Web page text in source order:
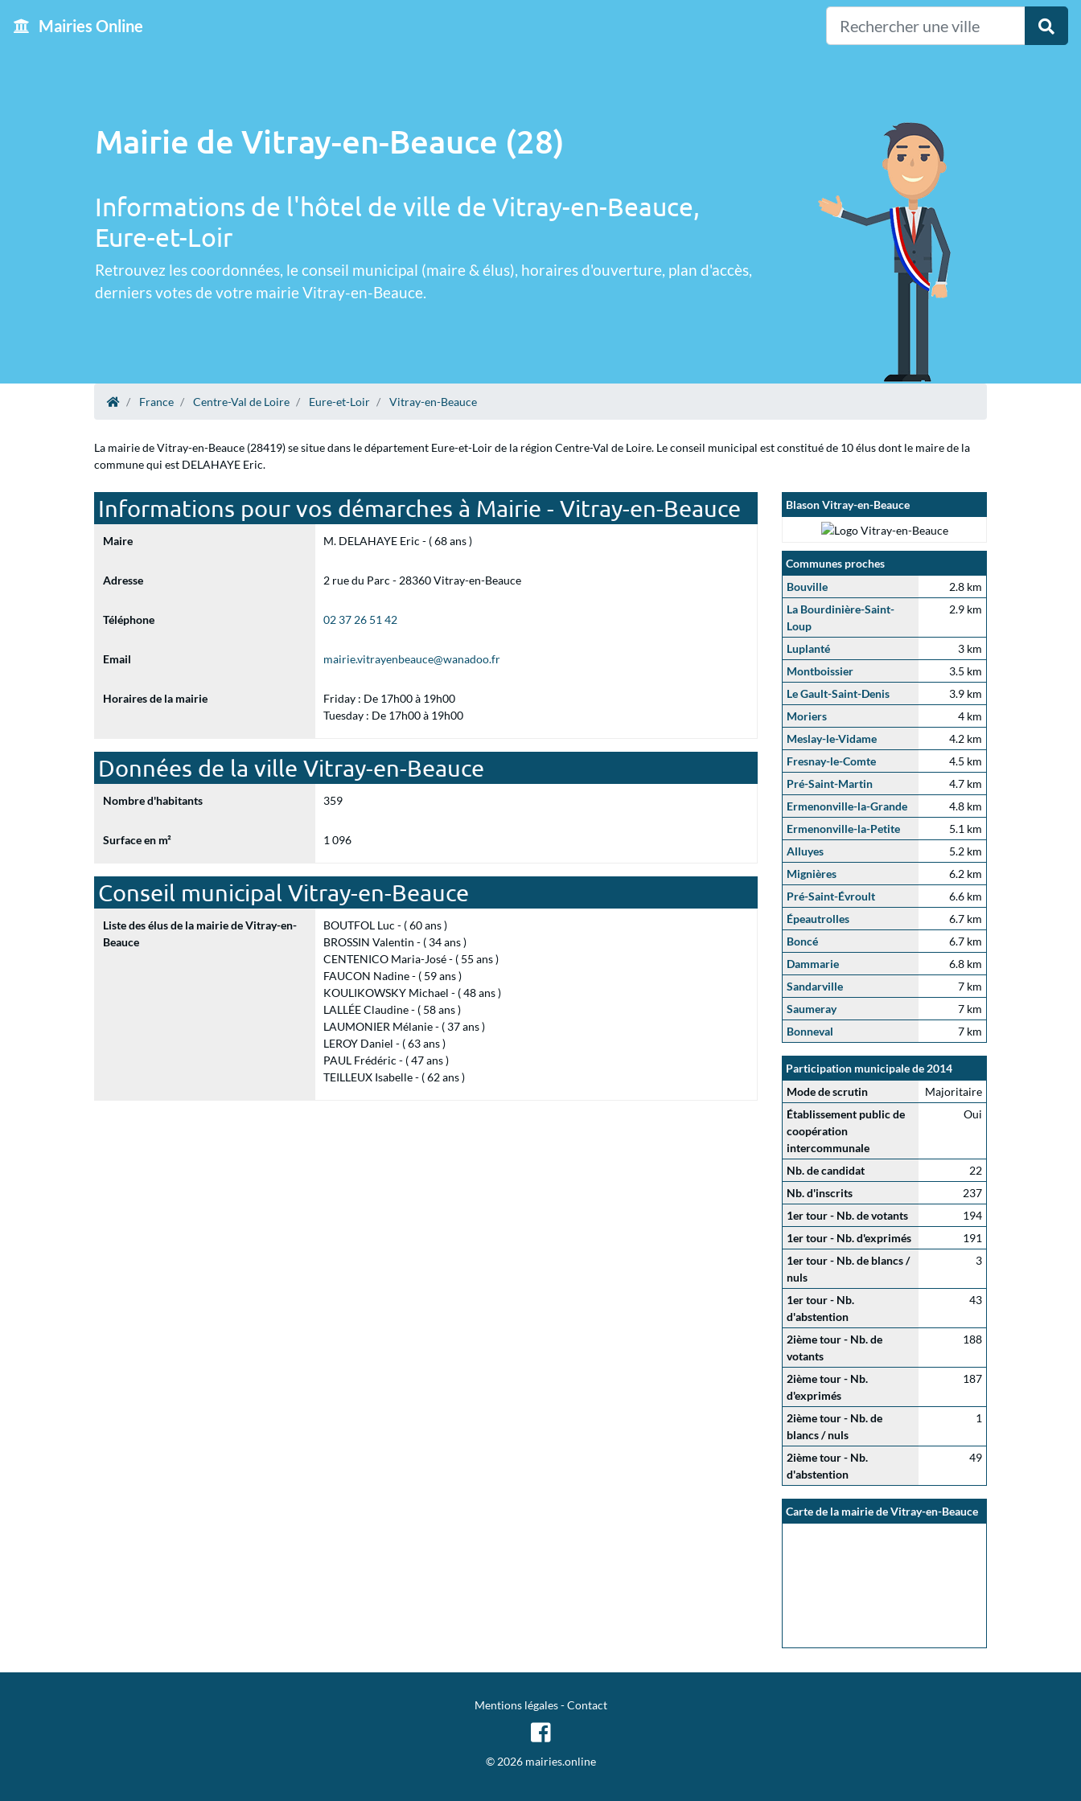
Mairies Online
Mairie de Vitray-en-Beauce (28)
Informations de l'hôtel de ville de Vitray-en-Beauce,
Eure-et-Loir
Retrouvez les coordonnées, le conseil municipal (maire & élus), horaires d'ouverture, plan d'accès,
derniers votes de votre mairie Vitray-en-Beauce.
France Centre-Val de Loire Eure-et-Loir Vitray-en-Beauce
La mairie de Vitray-en-Beauce (28419) se situe dans le département Eure-et-Loir de la région Centre-Val de Loire. Le conseil municipal est constitué de 10 élus dont le maire de la
commune qui est DELAHAYE Eric.
Informations pour vos démarches à Mairie - Vitray-en-Beauce
Maire M. DELAHAYE Eric - ( 68 ans )
Adresse 2 rue du Parc - 28360 Vitray-en-Beauce
Téléphone 02 37 26 51 42
Email mairie.vitrayenbeauce@wanadoo.fr
Horaires de la mairie
Friday : De 17h00 à 19h00
Tuesday : De 17h00 à 19h00
Données de la ville Vitray-en-Beauce
Nombre d'habitants 359
Surface en m² 1 096
Conseil municipal Vitray-en-Beauce
Liste des élus de la mairie de Vitray-en-
Beauce
BOUTFOL Luc - ( 60 ans )
BROSSIN Valentin - ( 34 ans )
CENTENICO Maria-José - ( 55 ans )
FAUCON Nadine - ( 59 ans )
KOULIKOWSKY Michael - ( 48 ans )
LALLÉE Claudine - ( 58 ans )
LAUMONIER Mélanie - ( 37 ans )
LEROY Daniel - ( 63 ans )
PAUL Frédéric - ( 47 ans )
TEILLEUX Isabelle - ( 62 ans )
Blason Vitray-en-Beauce
Communes proches
Bouville
2.8 km
La Bourdinière-Saint-
Loup
2.9 km
Luplanté
3 km
Montboissier
3.5 km
Le Gault-Saint-Denis
3.9 km
Moriers
4 km
Meslay-le-Vidame
4.2 km
Fresnay-le-Comte
4.5 km
Pré-Saint-Martin
4.7 km
Ermenonville-la-Grande
4.8 km
Ermenonville-la-Petite
5.1 km
Alluyes
5.2 km
Mignières
6.2 km
Pré-Saint-Évroult
6.6 km
Épeautrolles
6.7 km
Boncé
6.7 km
Dammarie
6.8 km
Sandarville
7 km
Saumeray
7 km
Bonneval
7 km
Participation municipale de 2014
Mode de scrutin
Majoritaire
Établissement public de
coopération
intercommunale
Oui
Nb. de candidat
22
Nb. d'inscrits
237
1er tour - Nb. de votants
194
1er tour - Nb. d'exprimés
191
1er tour - Nb. de blancs /
nuls
3
1er tour - Nb.
d'abstention
43
2ième tour - Nb. de
votants
188
2ième tour - Nb.
d'exprimés
187
2ième tour - Nb. de
blancs / nuls
1
2ième tour - Nb.
d'abstention
49
Carte de la mairie de Vitray-en-Beauce
Mentions légales-Contact
© 2026 mairies.online